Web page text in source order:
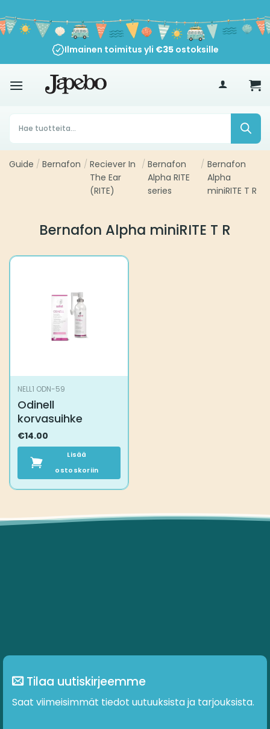
sisältöön
Ilmainen toimitus yli €35ostoksille
Products
search
Guide / Bernafon / Reciever In
The Ear
(RITE)
/ Bernafon
Alpha RITE
series
/ Bernafon
Alpha
miniRITE T R
Bernafon Alpha miniRITE T R
NELL1 ODN-59
Odinell
korvasuihke
€14.00
Lisää
ostoskoriin
Tilaa uutiskirjeemme
Saat viimeisimmät tiedot uutuuksista ja tarjouksista.